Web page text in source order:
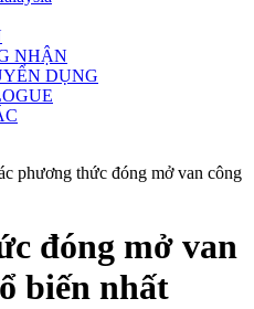
NHẬN
DỤNG
phương thức đóng mở van công
đóng mở van
biến nhất